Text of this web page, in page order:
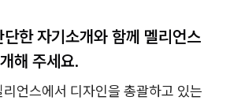
한 자기소개와 함께 멜리언스
해 주세요.
언스에서 디자인을 총괄하고 있는